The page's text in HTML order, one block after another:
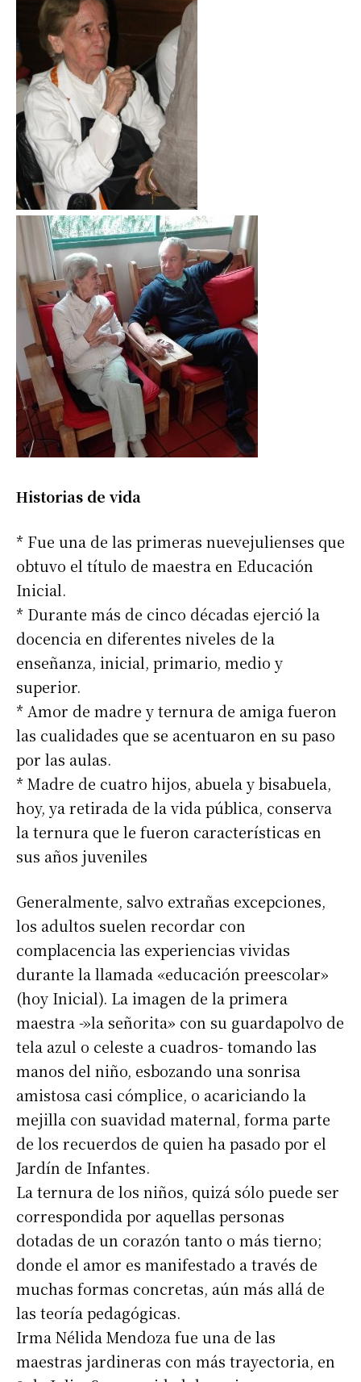
Historias de vida
* Fue una de las primeras nuevejulienses que
obtuvo el título de maestra en Educación
Inicial.
* Durante más de cinco décadas ejerció la
docencia en diferentes niveles de la
enseñanza, inicial, primario, medio y
superior.
* Amor de madre y ternura de amiga fueron
las cualidades que se acentuaron en su paso
por las aulas.
* Madre de cuatro hijos, abuela y bisabuela,
hoy, ya retirada de la vida pública, conserva
la ternura que le fueron características en
sus años juveniles
Generalmente, salvo extrañas excepciones,
los adultos suelen recordar con
complacencia las experiencias vividas
durante la llamada «educación preescolar»
(hoy Inicial). La imagen de la primera
maestra -»la señorita» con su guardapolvo de
tela azul o celeste a cuadros- tomando las
manos del niño, esbozando una sonrisa
amistosa casi cómplice, o acariciando la
mejilla con suavidad maternal, forma parte
de los recuerdos de quien ha pasado por el
Jardín de Infantes.
La ternura de los niños, quizá sólo puede ser
correspondida por aquellas personas
dotadas de un corazón tanto o más tierno;
donde el amor es manifestado a través de
muchas formas concretas, aún más allá de
las teoría pedagógicas.
Irma Nélida Mendoza fue una de las
maestras jardineras con más trayectoria, en